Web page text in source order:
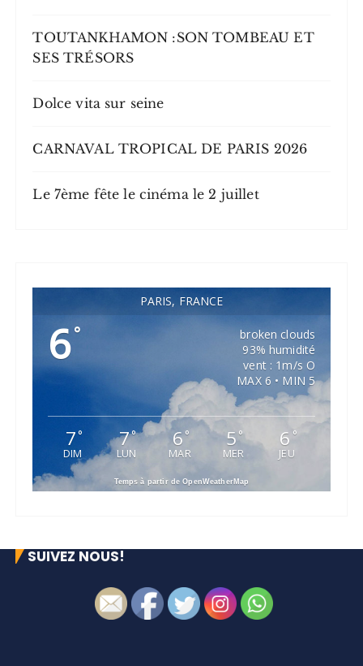
TOUTANKHAMON :SON TOMBEAU ET
SES TRÉSORS
Dolce vita sur seine
CARNAVAL TROPICAL DE PARIS 2026
Le 7ème fête le cinéma le 2 juillet
PARIS, FRANCE
6°
broken clouds
93% humidité
vent : 1m/s O
MAX 6 • MIN 5
7°
DIM
7°
LUN
6°
MAR
5°
MER
6 °
JEU
Temps à partir de OpenWeatherMap
SUIVEZ NOUS!